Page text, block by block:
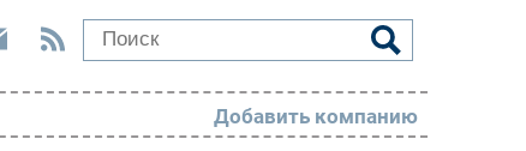
Добавить компанию